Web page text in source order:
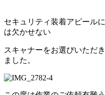
セキュリティ装着アピールに
は欠かせない
スキャナーをお選びいただき
ました。